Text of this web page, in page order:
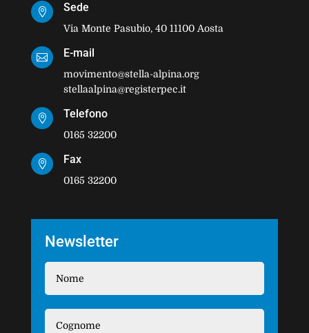
 Sede
Via Monte Pasubio, 40 11100 Aosta
 E-mail
movimento@stella-alpina.org
stellaalpina@registerpec.it
 Telefono
0165 32200
 Fax
0165 32200
Newsletter